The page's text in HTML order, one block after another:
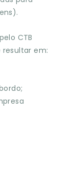
CTB
resultar em: